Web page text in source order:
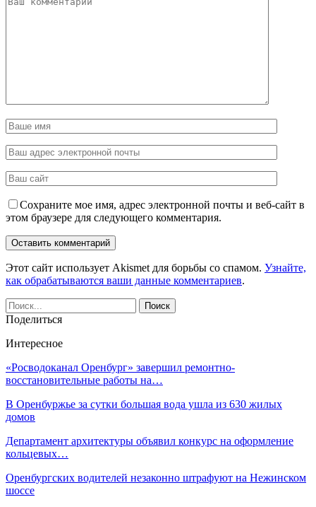
Сохраните мое имя, адрес электронной почты и веб-сайт в
этом браузере для следующего комментария.
Этот сайт использует Akismet для борьбы со спамом. Узнайте,
как обрабатываются ваши данные комментариев.
Поделиться
Интересное
«Росводоканал Оренбург» завершил ремонтно-
восстановительные работы на…
В Оренбуржье за сутки большая вода ушла из 630 жилых
домов
Департамент архитектуры объявил конкурс на оформление
кольцевых…
Оренбургских водителей незаконно штрафуют на Нежинском
шоссе